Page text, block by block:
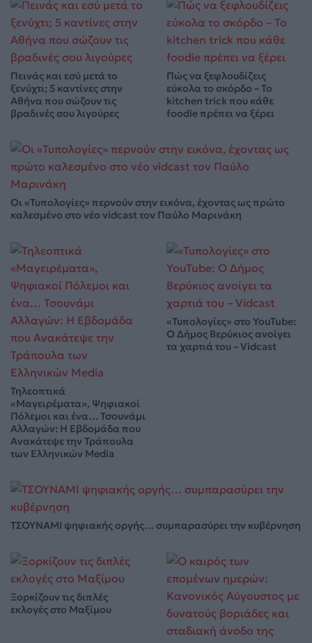
Πεινάς και εσύ μετά το
ξενύχτι; 5 καντίνες στην
Αθήνα που σώζουν τις
βραδινές σου λιγούρες
Πώς να ξεφλουδίζεις
εύκολα το σκόρδο – Το
kitchen trick που κάθε
foodie πρέπει να ξέρει
Οι «Τυπολογίες» περνούν στην εικόνα, έχοντας ως πρώτο
καλεσμένο στο νέο vidcast τον Παύλο Μαρινάκη
Τηλεοπτικά
«Μαγειρέματα», Ψηφιακοί
Πόλεμοι και ένα… Τσουνάμι
Αλλαγών: Η Εβδομάδα που
Ανακάτεψε την Τράπουλα
των Ελληνικών Media
«Τυπολογίες» στο YouTube:
Ο Δήμος Βερύκιος ανοίγει
τα χαρτιά του – Vidcast
ΤΣΟΥΝΑΜΙ ψηφιακής οργής… συμπαρασύρει την κυβέρνηση
Ξορκίζουν τις διπλές
εκλογές στο Μαξίμου